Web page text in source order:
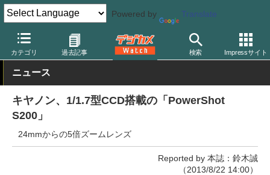
Powered by Translate
カテゴリ 過去記事 検索 Impressサイト
デジカメ Watch カメラ レンズ一体型（コンパクト）カメラ キ
ニュース
キヤノン、1/1.7型CCD搭載の「PowerShot
S200」
24mmからの5倍ズームレンズ
Reported by 本誌：鈴木誠
（2013/8/22 14:00）